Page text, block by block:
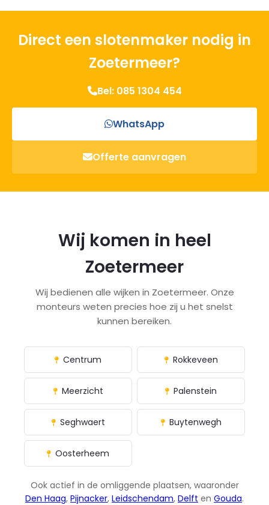
Direct een slotenmaker nodig in
Zoetermeer?
WhatsApp
Bel: 085 1304 454
Offerte aanvragen
Wij komen in heel
Zoetermeer
Wij bedienen alle wijken in Zoetermeer. Onze
monteurs weten precies hoe zij u het snelst
kunnen bereiken.
Centrum Rokkeveen
Meerzicht Palenstein
Seghwaert Buytenwegh
Oosterheem
Ook actief in de omliggende plaatsen, waaronder
Den Haag, Pijnacker, Leidschendam, Delft en Gouda.